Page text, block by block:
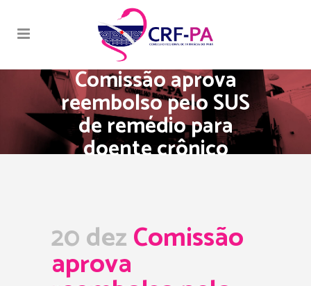
Comissão aprova
reembolso pelo SUS
de remédio para
doente crônico
20 dezComissão
aprova